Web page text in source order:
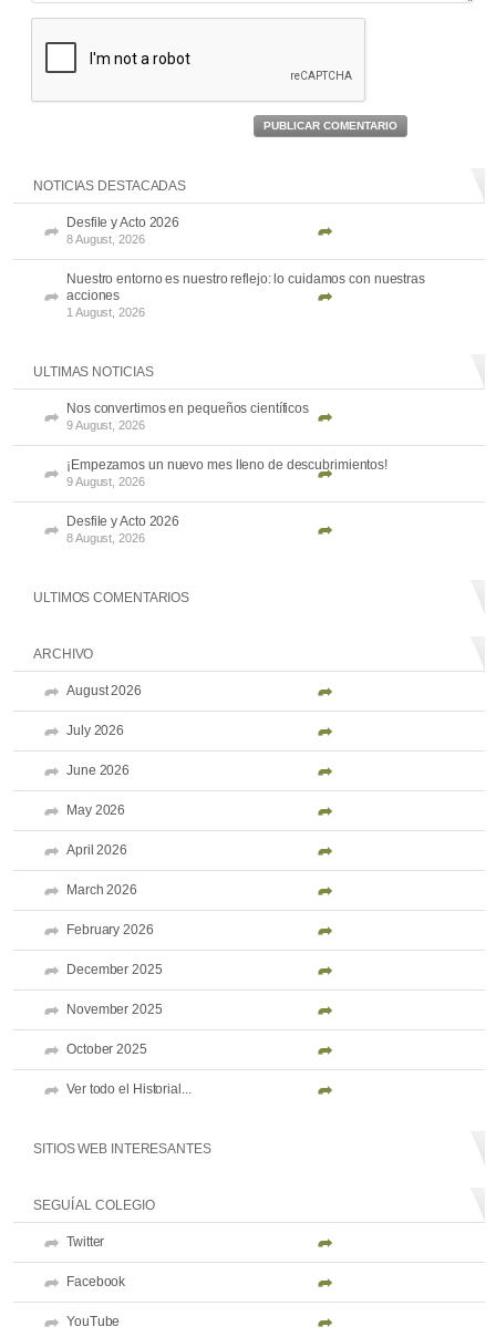
PUBLICAR COMENTARIO
NOTICIAS DESTACADAS
Desfile y Acto 2026
8 August, 2026
Nuestro entorno es nuestro reflejo: lo cuidamos con nuestras
acciones
1 August, 2026
ULTIMAS NOTICIAS
Nos convertimos en pequeños científicos
9 August, 2026
¡Empezamos un nuevo mes lleno de descubrimientos!
9 August, 2026
Desfile y Acto 2026
8 August, 2026
ULTIMOS COMENTARIOS
ARCHIVO
August 2026
July 2026
June 2026
May 2026
April 2026
March 2026
February 2026
December 2025
November 2025
October 2025
Ver todo el Historial...
SITIOS WEB INTERESANTES
SEGUÍ AL COLEGIO
Twitter
Facebook
YouTube